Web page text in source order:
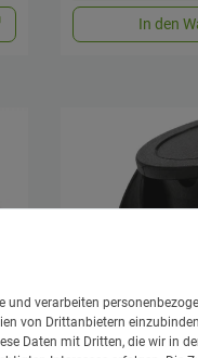
In den
verarbeiten
von Drittanbietern
Daten mit Dritten, die wir in